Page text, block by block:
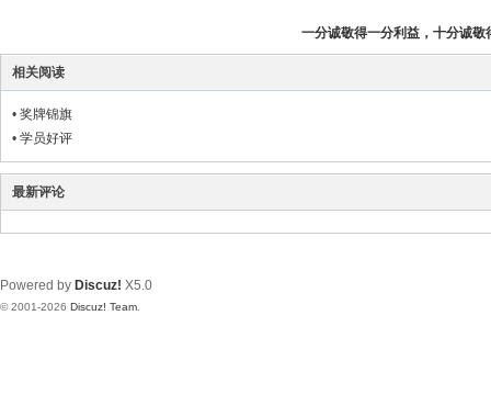
一分诚敬得一分利益，十分诚
相关阅读
• 奖牌锦旗
• 学员好评
最新评论
Powered by Discuz! X5.0
© 2001-2026 Discuz! Team